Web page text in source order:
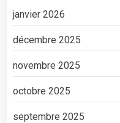
janvier 2026
décembre 2025
novembre 2025
octobre 2025
septembre 2025